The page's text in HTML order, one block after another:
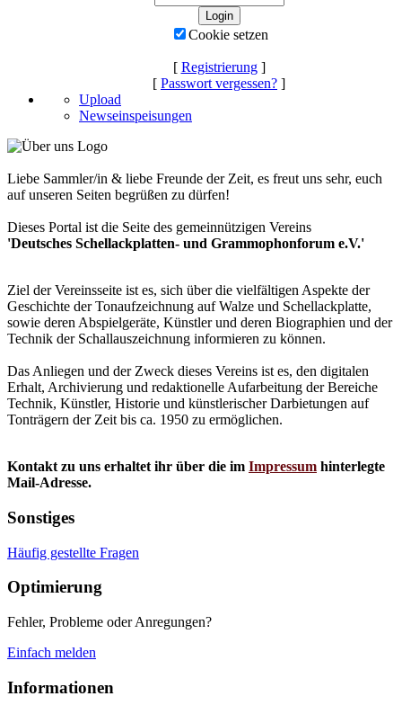
Cookie setzen
[ Registrierung]
[ Passwort vergessen? ]
Upload
Newseinspeisungen
Liebe Sammler/in & liebe Freunde der Zeit, es freut uns sehr, euch
auf unseren Seiten begrüßen zu dürfen!
Dieses Portal ist die Seite des gemeinnützigen Vereins
'Deutsches Schellackplatten- und Grammophonforum e.V.'
Ziel der Vereinsseite ist es, sich über die vielfältigen Aspekte der
Geschichte der Tonaufzeichnung auf Walze und Schellackplatte,
sowie deren Abspielgeräte, Künstler und deren Biographien und der
Technik der Schallauszeichnung informieren zu können.
Das Anliegen und der Zweck dieses Vereins ist es, den digitalen
Erhalt, Archivierung und redaktionelle Aufarbeitung der Bereiche
Technik, Künstler, Historie und künstlerischer Darbietungen auf
Tonträgern der Zeit bis ca. 1950 zu ermöglichen.
Kontakt zu uns erhaltet ihr über die im Impressum hinterlegte
Mail-Adresse.
Sonstiges
Häufig gestellte Fragen
Optimierung
Fehler, Probleme oder Anregungen?
Einfach melden
Informationen